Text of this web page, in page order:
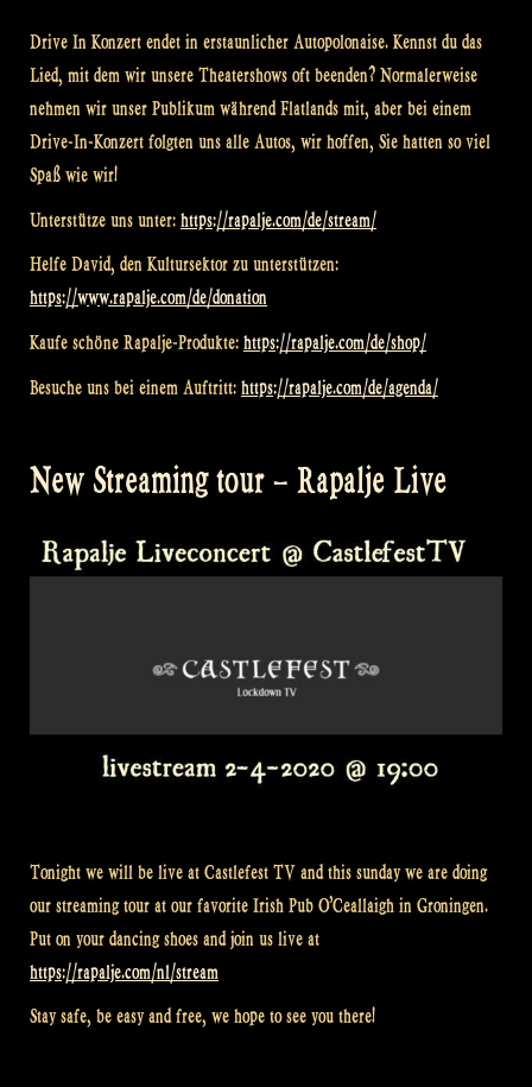
Drive In Konzert endet in erstaunlicher Autopolonaise. Kennst du das
Lied, mit dem wir unsere Theatershows oft beenden? Normalerweise
nehmen wir unser Publikum während Flatlands mit, aber bei einem
Drive-In-Konzert folgten uns alle Autos, wir hoffen, Sie hatten so viel
Spaß wie wir!
Unterstütze uns unter: https://rapalje.com/de/stream/
Helfe David, den Kultursektor zu unterstützen:
https://www.rapalje.com/de/donation
Kaufe schöne Rapalje-Produkte: https://rapalje.com/de/shop/
Besuche uns bei einem Auftritt: https://rapalje.com/de/agenda/
New Streaming tour – Rapalje Live
Tonight we will be live at Castlefest TV and this sunday we are doing
our streaming tour at our favorite Irish Pub O’Ceallaigh in Groningen.
Put on your dancing shoes and join us live at
https://rapalje.com/nl/stream
Stay safe, be easy and free, we hope to see you there!